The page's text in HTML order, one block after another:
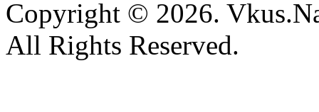
Copyright © 2026.
All Rights Reserved.